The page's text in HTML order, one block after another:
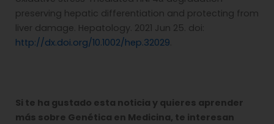
preserving hepatic differentiation and protecting from
liver damage. Hepatology. 2021 Jun 25. doi:
http://dx.doi.org/10.1002/hep.32029.
Si te ha gustado esta noticia y quieres aprender
más sobre Genética en Medicina, te interesan